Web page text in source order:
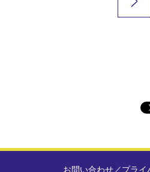
お問い合わせ／プライ